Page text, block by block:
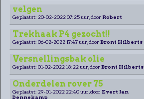
velgen
Geplaatst: 20-02-2022 07:25 uur, door Robert
Trekhaak P4 gezocht!!
Geplaatst: 06-02-2022 17:47 uur, door Bront Hilberts
Versnellingsbak olie
Geplaatst: 01-02-2022 18:22 uur, door Bront Hilberts
Onderdelen rover 75
Geplaatst: 29-01-2022 22:40 uur, door Evert Jan
Dennekamp